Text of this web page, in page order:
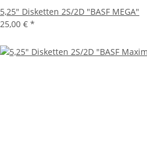
5,25" Disketten 2S/2D "BASF MEGA"
25,00 € *